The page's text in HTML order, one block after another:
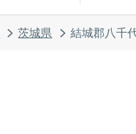
茨城県 結城郡八千